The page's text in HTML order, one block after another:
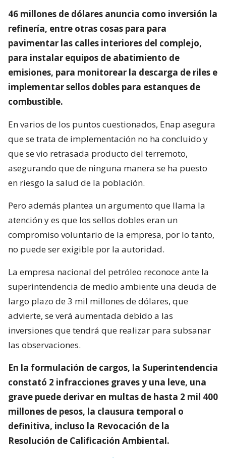
46 millones de dólares anuncia como inversión la
refinería, entre otras cosas para para
pavimentar las calles interiores del complejo,
para instalar equipos de abatimiento de
emisiones, para monitorear la descarga de riles e
implementar sellos dobles para estanques de
combustible.
En varios de los puntos cuestionados, Enap asegura
que se trata de implementación no ha concluido y
que se vio retrasada producto del terremoto,
asegurando que de ninguna manera se ha puesto
en riesgo la salud de la población.
Pero además plantea un argumento que llama la
atención y es que los sellos dobles eran un
compromiso voluntario de la empresa, por lo tanto,
no puede ser exigible por la autoridad.
La empresa nacional del petróleo reconoce ante la
superintendencia de medio ambiente una deuda de
largo plazo de 3 mil millones de dólares, que
advierte, se verá aumentada debido a las
inversiones que tendrá que realizar para subsanar
las observaciones.
En la formulación de cargos, la Superintendencia
constató 2 infracciones graves y una leve, una
grave puede derivar en multas de hasta 2 mil 400
millones de pesos, la clausura temporal o
definitiva, incluso la Revocación de la
Resolución de Calificación Ambiental.